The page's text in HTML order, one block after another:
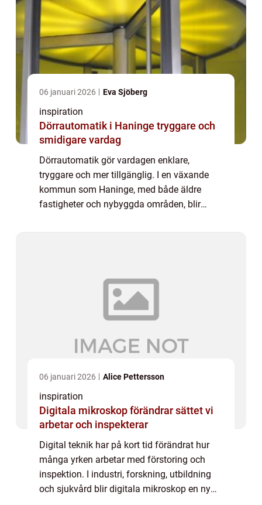
06 januari 2026 Eva Sjöberg
inspiration
Dörrautomatik i Haninge tryggare och
smidigare vardag
Dörrautomatik gör vardagen enklare,
tryggare och mer tillgänglig. I en växande
kommun som Haninge, med både äldre
fastigheter och nybyggda områden, blir
modern s&aum...
06 januari 2026 Alice Pettersson
inspiration
Digitala mikroskop förändrar sättet vi
arbetar och inspekterar
Digital teknik har på kort tid förändrat hur
många yrken arbetar med förstoring och
inspektion. I industri, forskning, utbildning
och sjukvård blir digitala mikroskop en ny